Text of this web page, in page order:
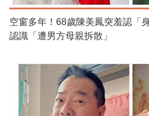
空窗多年！68歲陳美鳳突羞認
認識「遭男方母親拆散」